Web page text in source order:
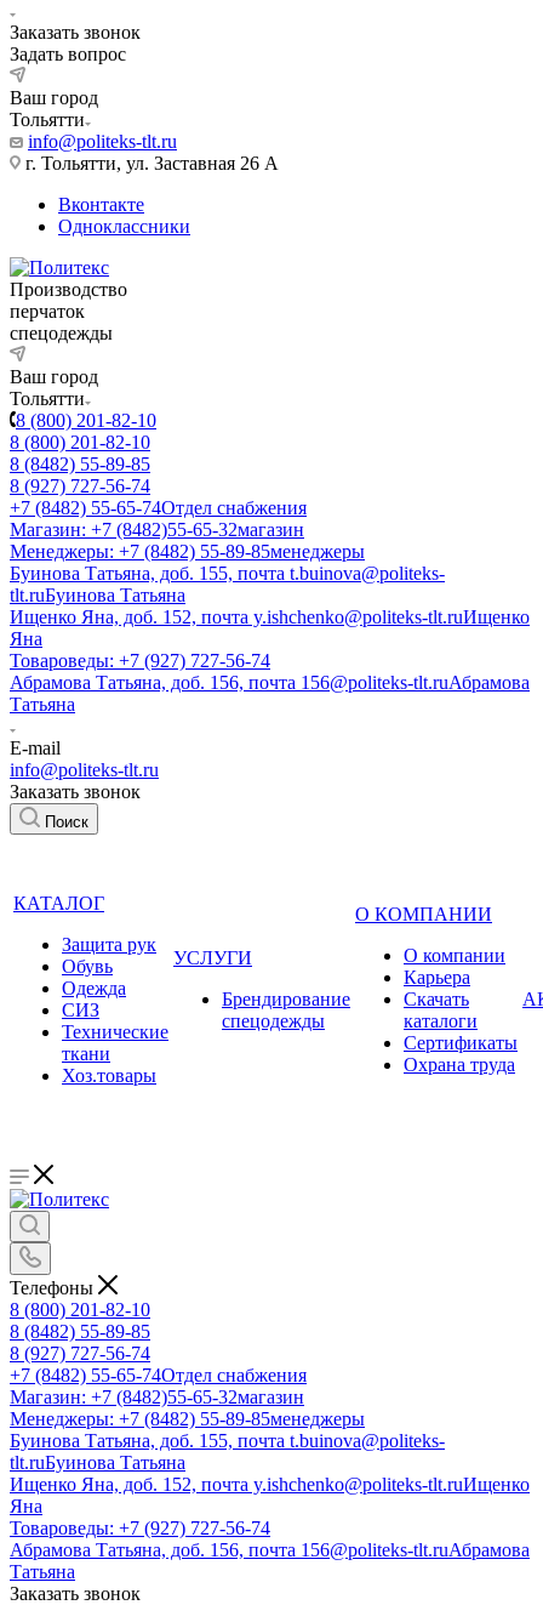
Заказать звонок
Задать вопрос
Ваш город
Тольятти
info@politeks-tlt.ru
г. Тольятти, ул. Заставная 26 А
Вконтакте
Одноклассники
Производство
перчаток
спецодежды
Ваш город
Тольятти
8 (800) 201-82-10
8 (800) 201-82-10
8 (8482) 55-89-85
8 (927) 727-56-74
+7 (8482) 55-65-74Отдел снабжения
Магазин: +7 (8482)55-65-32магазин
Менеджеры: +7 (8482) 55-89-85менеджеры
Буинова Татьяна, доб. 155, почта t.buinova@politeks-
tlt.ruБуинова Татьяна
Ищенко Яна, доб. 152, почта y.ishchenko@politeks-tlt.ruИщенко
Яна
Товароведы: +7 (927) 727-56-74
Абрамова Татьяна, доб. 156, почта 156@politeks-tlt.ruАбрамова
Татьяна
E-mail
info@politeks-tlt.ru
Заказать звонок
Поиск
КАТАЛОГ
Защита рук
Обувь
Одежда
СИЗ
Технические
ткани
Хоз.товары
УСЛУГИ
Брендирование
спецодежды
О КОМПАНИИ
О компании
Карьера
Cкачать
каталоги
Сертификаты
Охрана труда
Телефоны
8 (800) 201-82-10
8 (8482) 55-89-85
8 (927) 727-56-74
+7 (8482) 55-65-74Отдел снабжения
Магазин: +7 (8482)55-65-32магазин
Менеджеры: +7 (8482) 55-89-85менеджеры
Буинова Татьяна, доб. 155, почта t.buinova@politeks-
tlt.ruБуинова Татьяна
Ищенко Яна, доб. 152, почта y.ishchenko@politeks-tlt.ruИщенко
Яна
Товароведы: +7 (927) 727-56-74
Абрамова Татьяна, доб. 156, почта 156@politeks-tlt.ruАбрамова
Татьяна
Заказать звонок